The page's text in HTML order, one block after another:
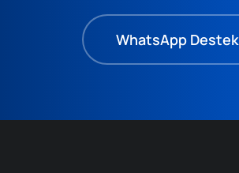
WhatsApp Destek